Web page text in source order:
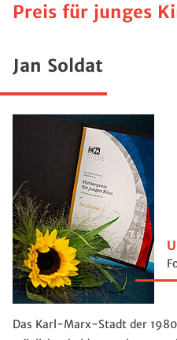
Preis für junges
Jan Soldat
Das Karl-Marx-Stadt der